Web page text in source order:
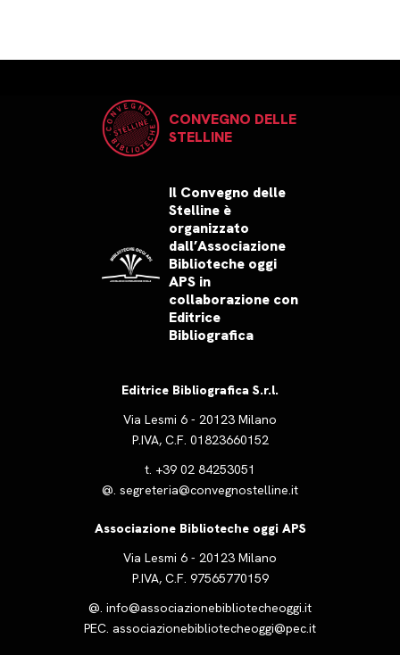
CONVEGNO DELLE
STELLINE
Il Convegno delle
Stelline è
organizzato
dall’Associazione
Biblioteche oggi
APS in
collaborazione con
Editrice
Bibliografica
Editrice Bibliografica S.r.l.
Via Lesmi 6 - 20123 Milano
P.IVA, C.F. 01823660152
t. +39 02 84253051
@. segreteria@convegnostelline.it
Associazione Biblioteche oggi APS
Via Lesmi 6 - 20123 Milano
P.IVA, C.F. 97565770159
@. info@associazionebibliotecheoggi.it
PEC. associazionebibliotecheoggi@pec.it